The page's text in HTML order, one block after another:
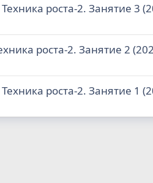
роста-2. Занятие 3
роста-2. Занятие 2
роста-2. Занятие 1